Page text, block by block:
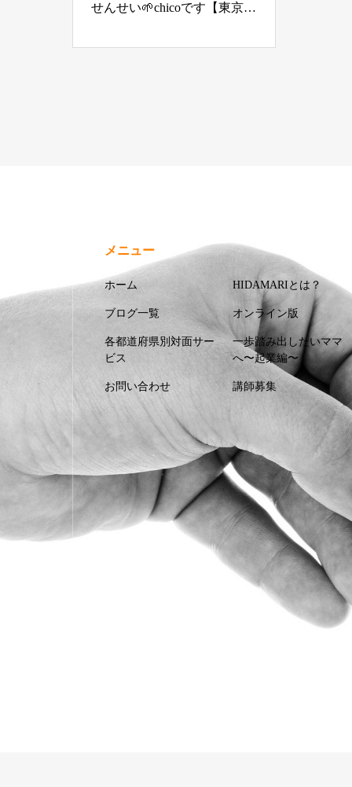
せんせい🌱chicoです【東京/
メニュー
ホーム HIDAMARIとは？
ブログ一覧 オンライン版
各都道府県別対面サー
ビス
一歩踏み出したいママ
へ〜起業編〜
お問い合わせ 講師募集